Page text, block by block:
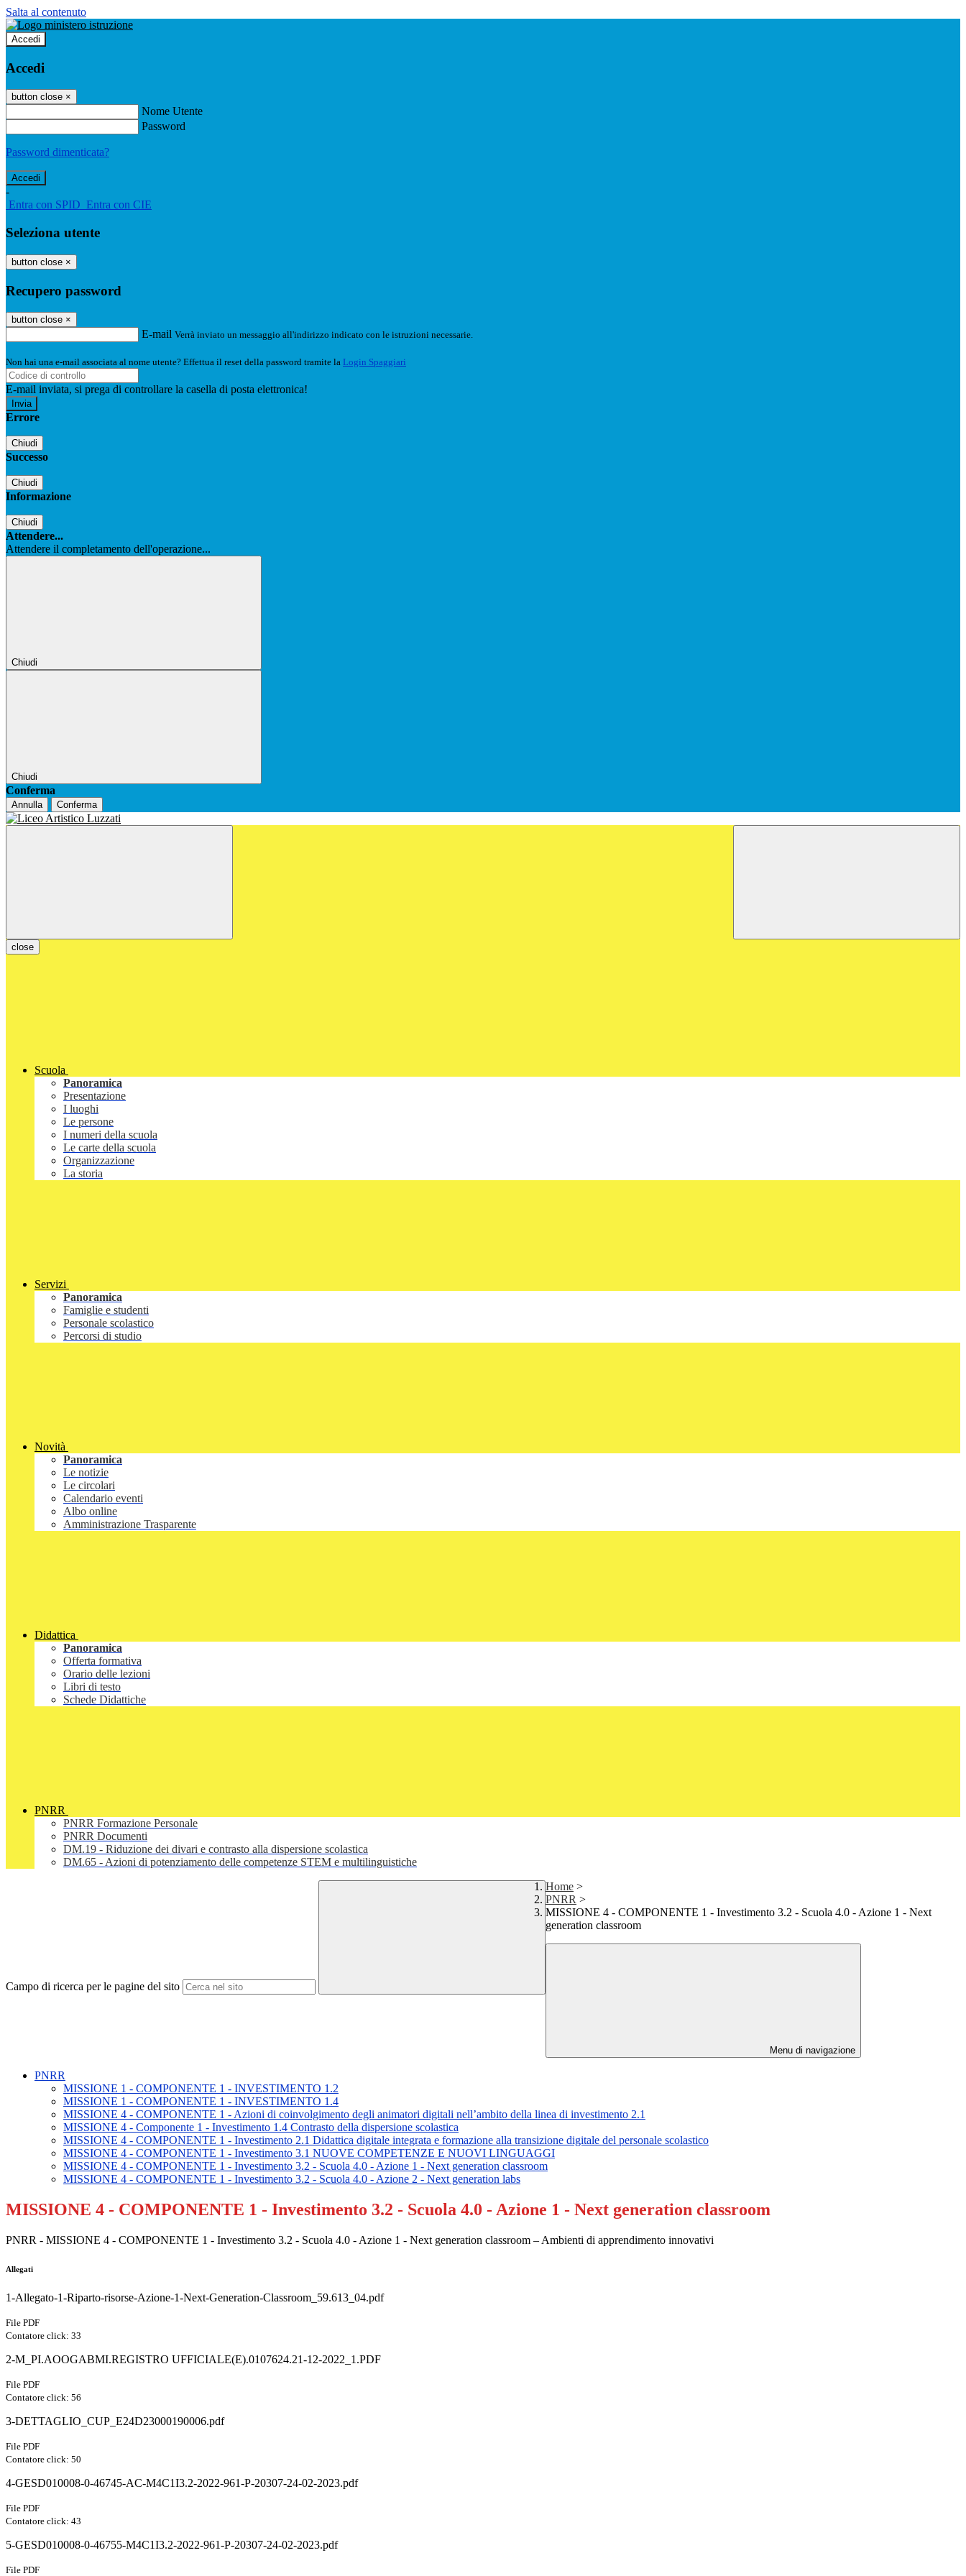
Salta al contenuto
Accedi
Accedi
button close ×
Nome Utente
Password
Password dimenticata?
-
Entra con SPID Entra con CIE
Seleziona utente
button close ×
Recupero password
button close ×
E-mail Verrà inviato un messaggio all'indirizzo indicato con le istruzioni necessarie.
Non hai una e-mail associata al nome utente? Effettua il reset della password tramite la Login Spaggiari
E-mail inviata, si prega di controllare la casella di posta elettronica!
Errore
Chiudi
Successo
Chiudi
Informazione
Chiudi
Attendere...
Attendere il completamento dell'operazione...
Chiudi
Chiudi
Conferma
Annulla Conferma
close
Scuola
Panoramica
Presentazione
I luoghi
Le persone
I numeri della scuola
Le carte della scuola
Organizzazione
La storia
Servizi
Panoramica
Famiglie e studenti
Personale scolastico
Percorsi di studio
Novità
Panoramica
Le notizie
Le circolari
Calendario eventi
Albo online
Amministrazione Trasparente
Didattica
Panoramica
Offerta formativa
Orario delle lezioni
Libri di testo
Schede Didattiche
PNRR
PNRR Formazione Personale
PNRR Documenti
DM.19 - Riduzione dei divari e contrasto alla dispersione scolastica
DM.65 - Azioni di potenziamento delle competenze STEM e multilinguistiche
Campo di ricerca per le pagine del sito
Home >
PNRR >
MISSIONE 4 - COMPONENTE 1 - Investimento 3.2 - Scuola 4.0 - Azione 1 - Next
generation classroom
Menu di navigazione
PNRR
MISSIONE 1 - COMPONENTE 1 - INVESTIMENTO 1.2
MISSIONE 1 - COMPONENTE 1 - INVESTIMENTO 1.4
MISSIONE 4 - COMPONENTE 1 - Azioni di coinvolgimento degli animatori digitali nell’ambito della linea di investimento 2.1
MISSIONE 4 - Componente 1 - Investimento 1.4 Contrasto della dispersione scolastica
MISSIONE 4 - COMPONENTE 1 - Investimento 2.1 Didattica digitale integrata e formazione alla transizione digitale del personale scolastico
MISSIONE 4 - COMPONENTE 1 - Investimento 3.1 NUOVE COMPETENZE E NUOVI LINGUAGGI
MISSIONE 4 - COMPONENTE 1 - Investimento 3.2 - Scuola 4.0 - Azione 1 - Next generation classroom
MISSIONE 4 - COMPONENTE 1 - Investimento 3.2 - Scuola 4.0 - Azione 2 - Next generation labs
MISSIONE 4 - COMPONENTE 1 - Investimento 3.2 - Scuola 4.0 - Azione 1 - Next generation classroom
PNRR - MISSIONE 4 - COMPONENTE 1 - Investimento 3.2 - Scuola 4.0 - Azione 1 - Next generation classroom – Ambienti di apprendimento innovativi
Allegati
1-Allegato-1-Riparto-risorse-Azione-1-Next-Generation-Classroom_59.613_04.pdf
File PDF
Contatore click: 33
2-M_PI.AOOGABMI.REGISTRO UFFICIALE(E).0107624.21-12-2022_1.PDF
File PDF
Contatore click: 56
3-DETTAGLIO_CUP_E24D23000190006.pdf
File PDF
Contatore click: 50
4-GESD010008-0-46745-AC-M4C1I3.2-2022-961-P-20307-24-02-2023.pdf
File PDF
Contatore click: 43
5-GESD010008-0-46755-M4C1I3.2-2022-961-P-20307-24-02-2023.pdf
File PDF